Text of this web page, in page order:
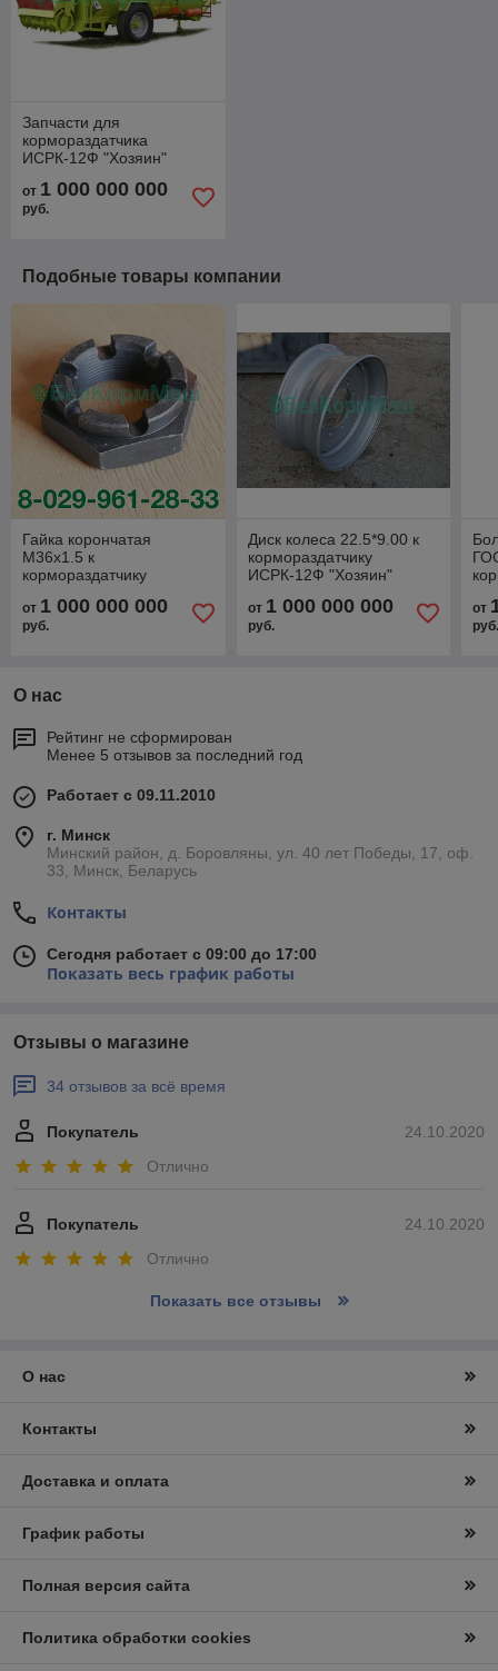
Запчасти для
кормораздатчика
ИСРК-12Ф "Хозяин"
от 1 000 000 000
руб.
Подобные товары компании
Гайка корончатая
М36х1.5 к
кормораздатчику
от 1 000 000 000
руб.
Диск колеса 22.5*9.00 к
кормораздатчику
ИСРК-12Ф "Хозяин"
от 1 000 000 000
руб.
от
О нас
Рейтинг не сформирован
Менее 5 отзывов за последний год
Работает с 09.11.2010
г. Минск
Минский район, д. Боровляны, ул. 40 лет Победы, 17, оф.
33, Минск, Беларусь
Контакты
Сегодня работает с 09:00 до 17:00
Показать весь график работы
Отзывы о магазине
34 отзывов за всё время
24.10.2020
Покупатель
Отлично
24.10.2020
Покупатель
Отлично
Показать все отзывы
О нас
Контакты
Доставка и оплата
График работы
Полная версия сайта
Политика обработки cookies